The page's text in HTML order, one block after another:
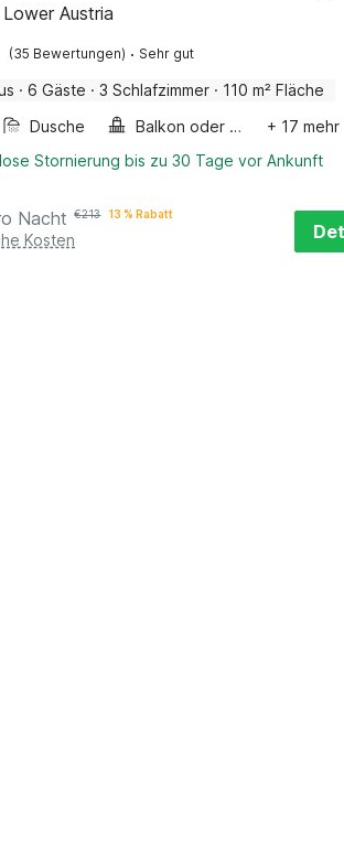
Austria
(35 Bewertungen) · Sehr gut
· 6 Gäste · 3 Schlafzimmer · 110 m² Fläche
Dusche Balkon oder terrasse
+ 17 mehr
Stornierung bis zu 30 Tage vor Ankunft
Nacht €213 13 % Rabatt
Kosten